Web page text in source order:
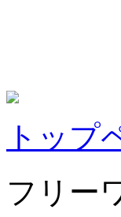
トップ
フリー